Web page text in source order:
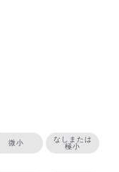
微小
なしまたは
極小